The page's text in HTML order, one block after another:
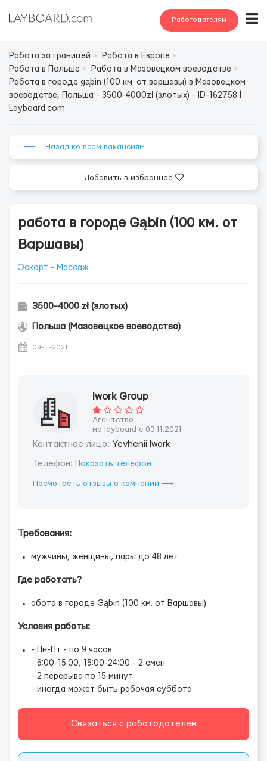
Работодателям
Работа за границей
Работа в Европе
Работа в Польше
Работа в Мазовецком воеводстве
Работа в городе gąbin (100 км. от варшавы) в Мазовецком
воеводстве, Польша - 3500-4000zł (злотых) - ID-162758 |
Layboard.com
⟵ Назад ко всем вакансиям
Добавить в избранное
работа в городе Gąbin (100 км. от
Варшавы)
Эскорт - Массаж
3500-4000 zł (злотых)
Польша (Мазовецкое воеводство)
09-11-2021
Iwork Group
Агентство
на layboard с 03.11.2021
Контактное лицо: Yevhenii Iwork
Телефон: Показать телефон
Посмотреть отзывы о компании ⟶
Требования:
мужчины, женщины, пары до 48 лет
Где работать?
абота в городе Gąbin (100 км. от Варшавы)
Условия работы:
- Пн-Пт - по 9 часов
- 6:00-15:00, 15:00-24:00 - 2 смен
- 2 перерыва по 15 минут
- иногда может быть рабочая суббота
Связаться с работодателем